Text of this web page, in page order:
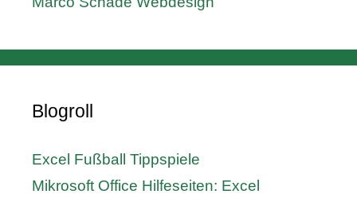
Blogroll
Excel Fußball Tippspiele
Mikrosoft Office Hilfeseiten: Excel